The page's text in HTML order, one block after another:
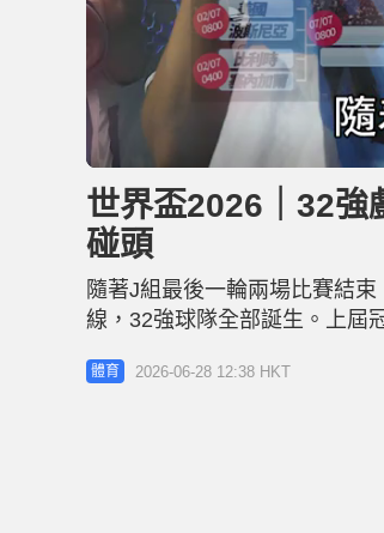
n
u
t
e
o
e
d
3
%
世界盃2026｜32強
碰頭
隨著J組最後一輪兩場比賽結
線，32強球隊全部誕生。上屆
拿度(Cristiano Ronaldo)領軍
民主共和國，晉級難度不大。
體育 2026-06-28 12:38 HKT